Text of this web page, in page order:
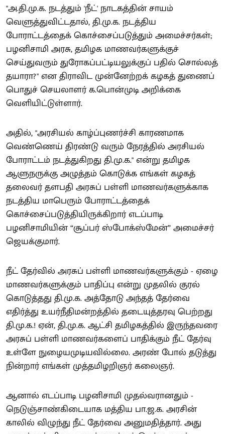
"அ.தி.மு.க. நடத்தும் 'நீட்' நாடகத்தின் சாயம்
வெளுத்துவிட்டதால், தி.மு.க. நடத்திய
போராட்டத்தைக் கொச்சைப்படுத்தும் அமைச்சர்கள்;
பழனிசாமி அரசு, தமிழக மாணவர்களுக்குச்
செய்துவரும் துரோகப்பட்டியலுக்குப் பதில் சொல்லத்
தயாரா?" என திராவிட முன்னேற்றக் கழகத் துணைப்
பொதுச் செயலாளர் க.பொன்முடி அறிக்கை
வெளியிட்டுள்ளார்.
அதில், "அரசியல் காழ்ப்புணர்ச்சி காரணமாக
வெண்ணெய் திரண்டு வரும் நேரத்தில் அரசியல்
போராட்டம் நடத்துகிறது தி.மு.க." என்று தமிழக
ஆளுநருக்கு அழுத்தம் கொடுக்க எங்கள் கழகத்
தலைவர் தளபதி அரசுப் பள்ளி மாணவர்களுக்காக
நடத்திய மாபெரும் போராட்டத்தைக்
கொச்சைப்படுத்தியிருக்கிறார் எடப்பாடி
பழனிசாமியின் “சூப்பர் ஸ்போக்ஸ்மேன்” அமைச்சர்
ஜெயக்குமார்.
நீட் தேர்வில் அரசுப் பள்ளி மாணவர்களுக்கும் - ஏழை
மாணவர்களுக்கும் பாதிப்பு என்று முதலில் குரல்
கொடுத்தது தி.மு.க. அத்தோடு அந்தத் தேர்வை
எதிர்த்து உயர்நீதிமன்றத்தில் தடையுத்தரவு பெற்றது
தி.மு.க.! ஏன், தி.மு.க. ஆட்சி தமிழகத்தில் இருந்தவரை
அரசுப் பள்ளி மாணவர்களைப் பாதிக்கும் நீட் தேர்வு
உள்ளே நுழையமுடியவில்லை. அரண் போல் தடுத்து
நின்றார் எங்கள் முத்தமிழறிஞர் கலைஞர்.
ஆனால் எடப்பாடி பழனிசாமி முதல்வரானதும் -
நெடுஞ்சாண்கிடையாக மத்திய பா.ஜ.க. அரசின்
காலில் விழுந்து நீட் தேர்வை அனுமதித்தார். அது